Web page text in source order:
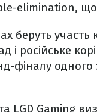
elimination,
беруть
і російське
фіналу одного
LGD Gaming